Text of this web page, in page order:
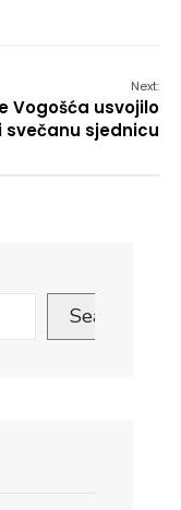
Next:
Vogošća usvojilo
svečanu sjednicu
Search